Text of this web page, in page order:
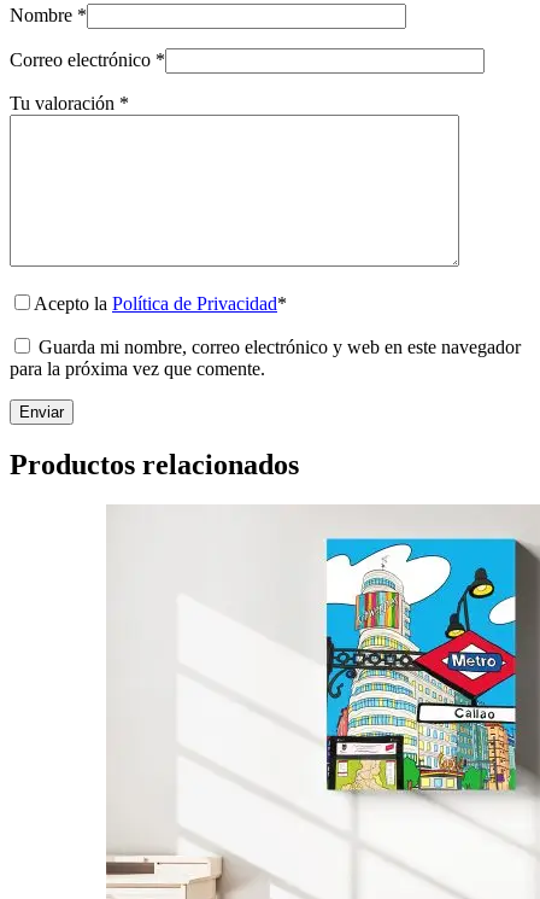
Nombre *
Correo electrónico *
Tu valoración *
Acepto la Política de Privacidad*
Guarda mi nombre, correo electrónico y web en este navegador
para la próxima vez que comente.
Enviar
Productos relacionados